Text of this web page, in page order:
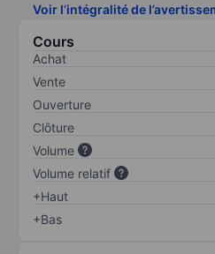
Voir l’intégralité de
Cours
Achat
Vente
Ouverture
Clôture
Volume
Volume relatif
+Haut
+Bas